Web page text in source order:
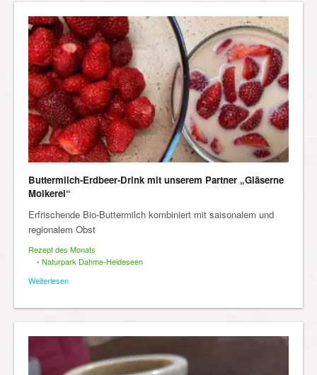
Buttermilch-Erdbeer-Drink mit unserem Partner „Gläserne
Molkerei“
Erfrischende Bio-Buttermilch kombiniert mit saisonalem und
regionalem Obst
Rezept des Monats
• Naturpark Dahme-Heideseen
Weiterlesen